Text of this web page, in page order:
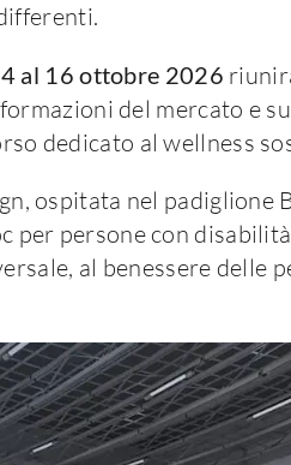
al 16 ottobre 2026
del mercato e
dedicato al wellness
ospitata nel padiglione
per persone con
al benessere delle